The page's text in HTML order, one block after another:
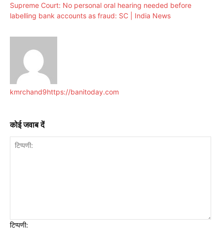
Supreme Court: No personal oral hearing needed before
labelling bank accounts as fraud: SC | India News
kmrchand9https://banitoday.com
कोई जवाब दें
टिप्पणी: